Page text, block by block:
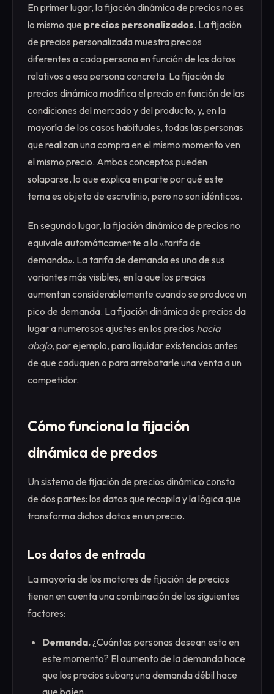
En primer lugar, la fijación dinámica de precios no es
lo mismo que precios personalizados. La fijación
de precios personalizada muestra precios
diferentes a cada persona en función de los datos
relativos a esa persona concreta. La fijación de
precios dinámica modifica el precio en función de las
condiciones del mercado y del producto, y, en la
mayoría de los casos habituales, todas las personas
que realizan una compra en el mismo momento ven
el mismo precio. Ambos conceptos pueden
solaparse, lo que explica en parte por qué este
tema es objeto de escrutinio, pero no son idénticos.
En segundo lugar, la fijación dinámica de precios no
equivale automáticamente a la «tarifa de
demanda». La tarifa de demanda es una de sus
variantes más visibles, en la que los precios
aumentan considerablemente cuando se produce un
pico de demanda. La fijación dinámica de precios da
lugar a numerosos ajustes en los precios hacia
abajo, por ejemplo, para liquidar existencias antes
de que caduquen o para arrebatarle una venta a un
competidor.
Cómo funciona la fijación
dinámica de precios
Un sistema de fijación de precios dinámico consta
de dos partes: los datos que recopila y la lógica que
transforma dichos datos en un precio.
Los datos de entrada
La mayoría de los motores de fijación de precios
tienen en cuenta una combinación de los siguientes
factores:
Demanda.¿Cuántas personas desean esto en
este momento? El aumento de la demanda hace
que los precios suban; una demanda débil hace